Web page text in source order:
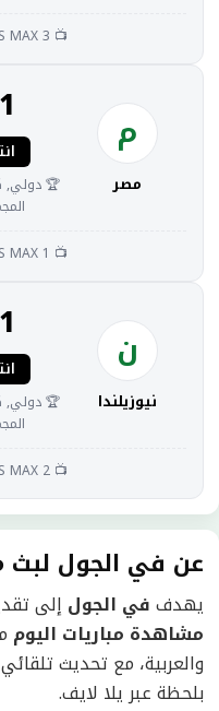
📺 beIN SPORTS MAX 3
م
مصر
1
🏆 دولي,
📺 beIN SPORTS MAX 1
ن
نيوزيلندا
1
🏆 دولي,
📺 beIN SPORTS MAX 2
عن في الجول لبث
يهدففي الجول إلى
مشاهدة مباريات اليوم
والعربية، مع تحديث
بلحظة عبر يلا لايف.